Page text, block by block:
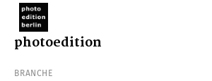
photoedition
BRANCHE